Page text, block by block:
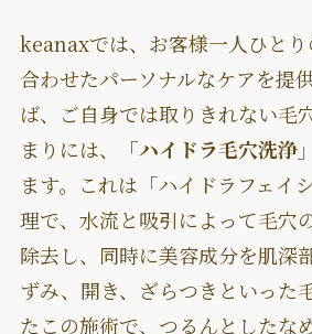
keanaxでは、お客様一人ひと
合わせたパーソナルなケアを提
ば、ご自身では取りきれない毛
まりには、
「ハイドラ毛穴洗浄」
ます。これは「ハイドラフェイ
理で、水流と吸引によって毛穴
除去し、同時に美容成分を肌深
ずみ、開き、ざらつきといった
たこの施術で、つるんとしたな